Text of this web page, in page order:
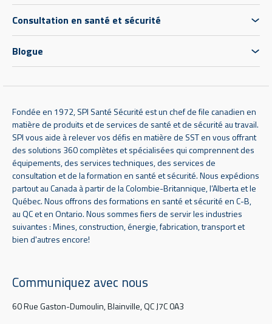
Consultation en santé et sécurité
Blogue
Fondée en 1972, SPI Santé Sécurité est un chef de file canadien en
matière de produits et de services de santé et de sécurité au travail.
SPI vous aide à relever vos défis en matière de SST en vous offrant
des solutions 360 complètes et spécialisées qui comprennent des
équipements, des services techniques, des services de
consultation et de la formation en santé et sécurité. Nous expédions
partout au Canada à partir de la Colombie-Britannique, l’Alberta et le
Québec. Nous offrons des formations en santé et sécurité en C-B,
au QC et en Ontario. Nous sommes fiers de servir les industries
suivantes : Mines, construction, énergie, fabrication, transport et
bien d'autres encore!
Communiquez avec nous
60 Rue Gaston-Dumoulin, Blainville, QC J7C 0A3